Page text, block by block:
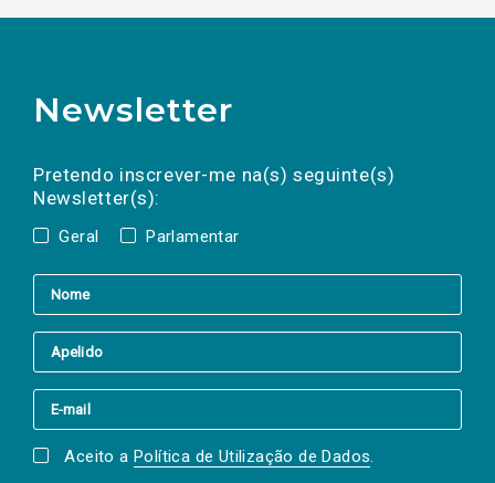
Newsletter
Pretendo inscrever-me na(s) seguinte(s)
Newsletter(s):
Geral Parlamentar
a(s) newsletter(s).
mail
Aceito a Política de Utilização de Dados.